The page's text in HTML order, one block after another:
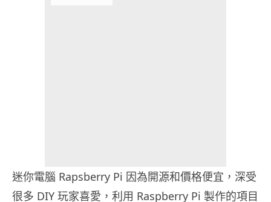
迷你電腦 Rapsberry Pi 因為開源和價格便宜，深受
很多 DIY 玩家喜愛，利用 Raspberry Pi 製作的項目